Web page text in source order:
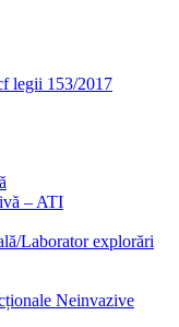
legii 153/2017
– ATI
Laborator explorări
Neinvazive